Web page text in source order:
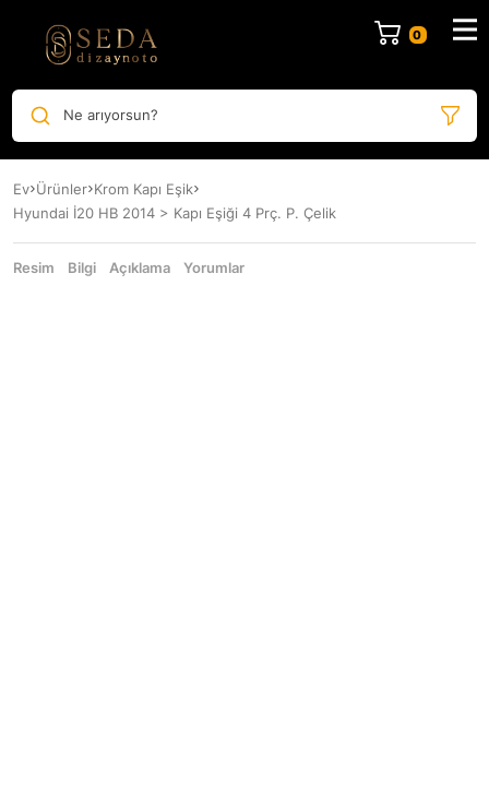
Ne arıyorsun?
Ev Ürünler Krom Kapı Eşik
Hyundai İ20 HB 2014 > Kapı Eşiği 4 Prç. P. Çelik
Resim Bilgi Açıklama Yorumlar